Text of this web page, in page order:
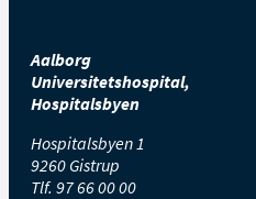
Aalborg
Universitetshospital,
Hospitalsbyen
Hospitalsbyen 1
9260 Gistrup
Tlf. 97 66 00 00